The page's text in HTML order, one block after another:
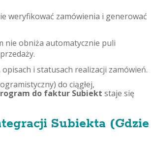
weryfikować zamówienia i generować
nie obniża automatycznie puli
i statusach realizacji zamówień.
do ciągłej,
do faktur Subiekt staje się
Subiekta (Gdzie